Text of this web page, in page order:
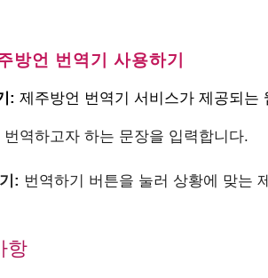
방언 번역기 사용하기
: 제주방언 번역기 서비스가 제공되는
번역하고자 하는 문장을 입력합니다.
: 번역하기 버튼을 눌러 상황에 맞는
항